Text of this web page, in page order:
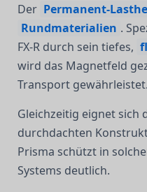
Der Permanent-
Rundmaterialien .
FX-R durch sein tiefes,
wird das Magnetfeld
Transport gewährleistet.
Gleichzeitig eignet sich
durchdachten
Prisma schützt in
Systems deutlich.